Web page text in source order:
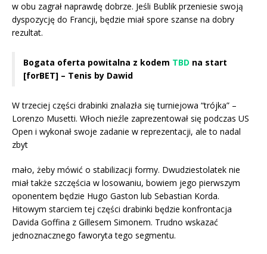
w obu zagrał naprawdę dobrze. Jeśli Bublik przeniesie swoją
dyspozycję do Francji, będzie miał spore szanse na dobry
rezultat.
Bogata oferta powitalna z kodem TBD na start
[forBET] – Tenis by Dawid
W trzeciej części drabinki znalazła się turniejowa “trójka” –
Lorenzo Musetti. Włoch nieźle zaprezentował się podczas US
Open i wykonał swoje zadanie w reprezentacji, ale to nadal
zbyt
mało, żeby mówić o stabilizacji formy. Dwudziestolatek nie
miał także szczęścia w losowaniu, bowiem jego pierwszym
oponentem będzie Hugo Gaston lub Sebastian Korda.
Hitowym starciem tej części drabinki będzie konfrontacja
Davida Goffina z Gillesem Simonem. Trudno wskazać
jednoznacznego faworyta tego segmentu.